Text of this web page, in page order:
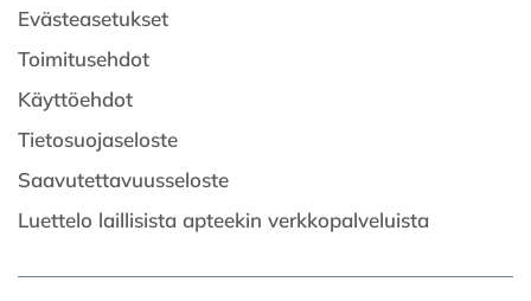
Evästeasetukset
Toimitusehdot
Käyttöehdot
Tietosuojaseloste
Saavutettavuusseloste
Luettelo laillisista apteekin verkkopalveluista